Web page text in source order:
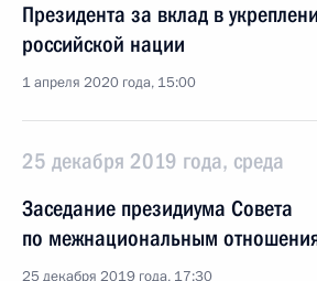
Президента за вклад в
российской нации
1 апреля 2020 года, 15:00
25 декабря 2019 года, среда
Заседание президиума Совета
по межнациональным
25 декабря 2019 года, 17:30